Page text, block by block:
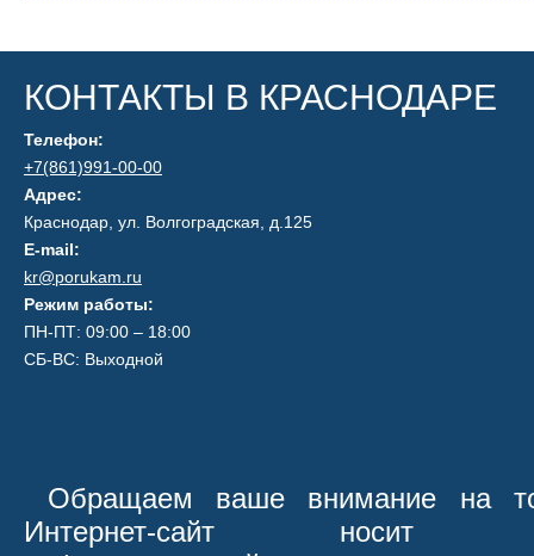
КОНТАКТЫ В КРАСНОДАРЕ
Телефон:
+7(861)991-00-00
Адрес:
Краснодар, ул. Волгоградская, д.125
E-mail:
kr@porukam.ru
Режим работы:
ПН-ПТ: 09:00 – 18:00
СБ-ВС: Выходной
Обращаем ваше внимание на
Интернет-сайт носит